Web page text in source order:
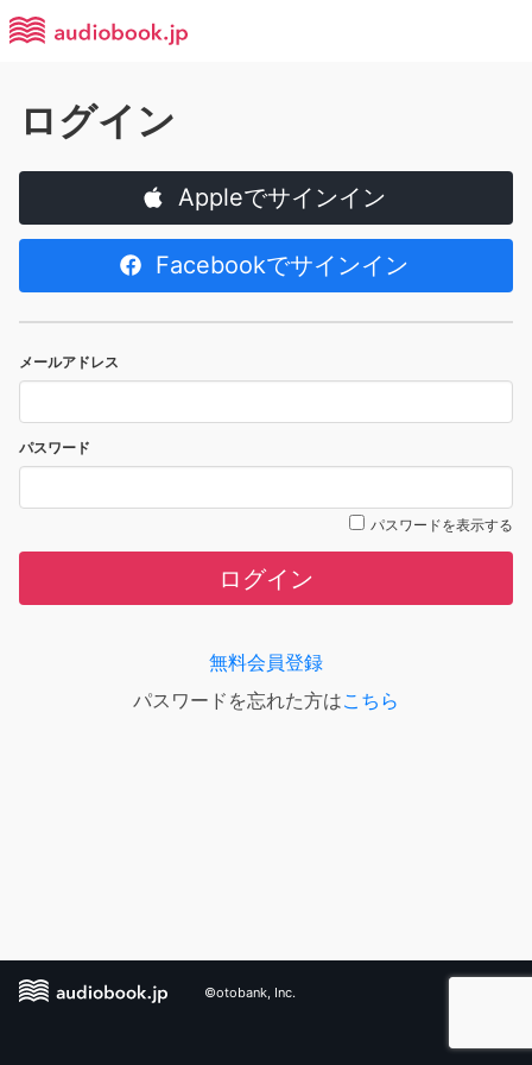
ログイン
Appleでサインイン
Facebookでサインイン
メールアドレス
パスワード
パスワードを表示する
ログイン
無料会員登録
パスワードを忘れた方はこちら
©otobank, Inc.